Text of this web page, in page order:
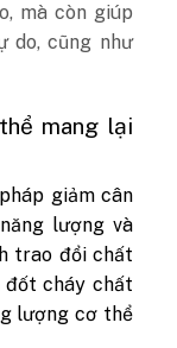
mà còn giúp
do, cũng như
mang lại
giảm cân
lượng và
trao đổi chất
đốt cháy chất
lượng cơ thể